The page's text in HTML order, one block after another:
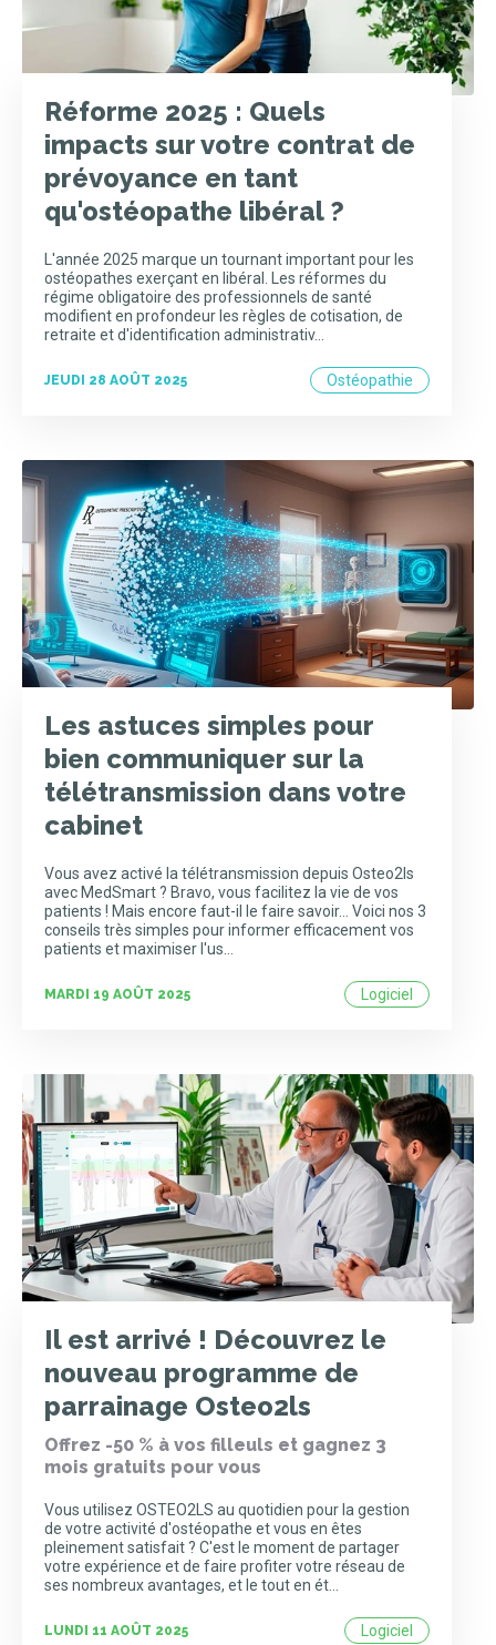
Réforme 2025 : Quels
impacts sur votre contrat de
prévoyance en tant
qu'ostéopathe libéral ?
L'année 2025 marque un tournant important pour les
ostéopathes exerçant en libéral. Les réformes du
régime obligatoire des professionnels de santé
modifient en profondeur les règles de cotisation, de
retraite et d'identification administrativ…
JEUDI 28 AOÛT 2025 Ostéopathie
Les astuces simples pour
bien communiquer sur la
télétransmission dans votre
cabinet
Vous avez activé la télétransmission depuis Osteo2ls
avec MedSmart ? Bravo, vous facilitez la vie de vos
patients ! Mais encore faut-il le faire savoir... Voici nos 3
conseils très simples pour informer efficacement vos
patients et maximiser l'us…
MARDI 19 AOÛT 2025 Logiciel
Il est arrivé ! Découvrez le
nouveau programme de
parrainage Osteo2ls
Offrez -50 % à vos filleuls et gagnez 3
mois gratuits pour vous
Vous utilisez OSTEO2LS au quotidien pour la gestion
de votre activité d'ostéopathe et vous en êtes
pleinement satisfait ? C'est le moment de partager
votre expérience et de faire profiter votre réseau de
ses nombreux avantages, et le tout en ét…
LUNDI 11 AOÛT 2025 Logiciel